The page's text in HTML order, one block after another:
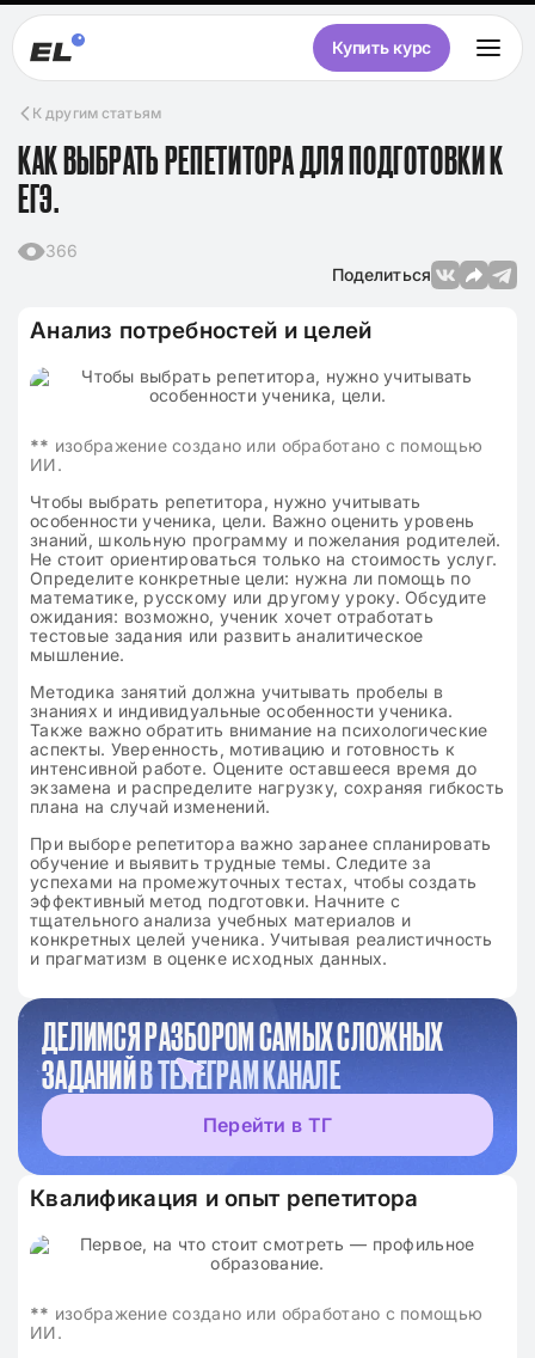
Купить курс
К другим статьям
КАК ВЫБРАТЬ РЕПЕТИТОРА ДЛЯ ПОДГОТОВКИ К
ЕГЭ.
366
Поделиться
Анализ потребностей и целей
** изображение создано или обработано с помощью
ИИ.
Чтобы выбрать репетитора, нужно учитывать
особенности ученика, цели. Важно оценить уровень
знаний, школьную программу и пожелания родителей.
Не стоит ориентироваться только на стоимость услуг.
Определите конкретные цели: нужна ли помощь по
математике, русскому или другому уроку. Обсудите
ожидания: возможно, ученик хочет отработать
тестовые задания или развить аналитическое
мышление.
Методика занятий должна учитывать пробелы в
знаниях и индивидуальные особенности ученика.
Также важно обратить внимание на психологические
аспекты. Уверенность, мотивацию и готовность к
интенсивной работе. Оцените оставшееся время до
экзамена и распределите нагрузку, сохраняя гибкость
плана на случай изменений.
При выборе репетитора важно заранее спланировать
обучение и выявить трудные темы. Следите за
успехами на промежуточных тестах, чтобы создать
эффективный метод подготовки. Начните с
тщательного анализа учебных материалов и
конкретных целей ученика. Учитывая реалистичность
и прагматизм в оценке исходных данных.
ДЕЛИМСЯ РАЗБОРОМ САМЫХ СЛОЖНЫХ
ЗАДАНИЙВ ТЕЛЕГРАМ КАНАЛЕ
Перейти в ТГ
Квалификация и опыт репетитора
** изображение создано или обработано с помощью
ИИ.